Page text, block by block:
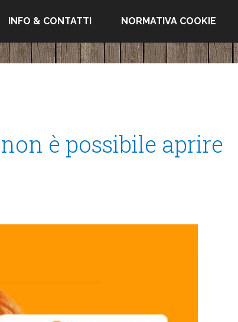
INFO & CONTATTI NORMATIVA COOKIE
è possibile aprire